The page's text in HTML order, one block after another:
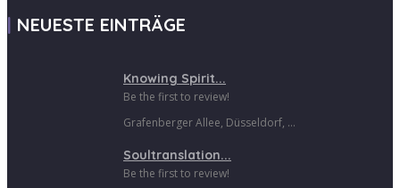
NEUESTE EINTRÄGE
Knowing Spirit...
Be the first to review!
Grafenberger Allee, Düsseldorf, ...
Soultranslation...
Be the first to review!